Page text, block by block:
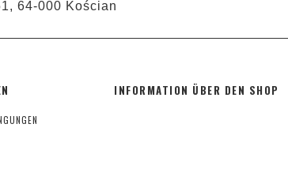
64-000 Kościan
INFORMATION ÜBER DEN SHOP